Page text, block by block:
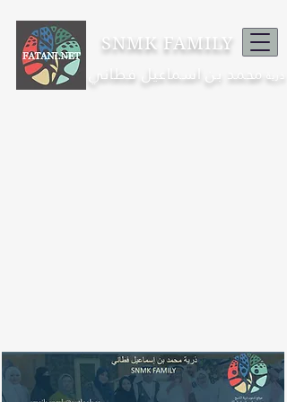
SNMK FAMILY
ذرية محمد بن اسماعيل فطاني